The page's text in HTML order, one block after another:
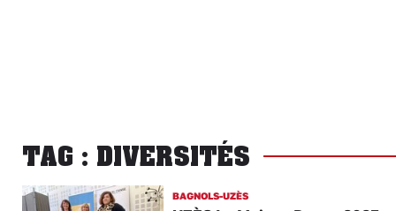
TAG : DIVERSITÉS
BAGNOLS-UZÈS